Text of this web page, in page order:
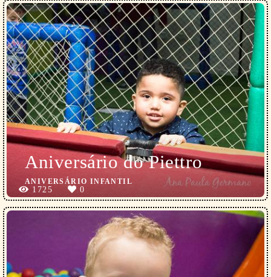
Aniversário do Piettro
ANIVERSÁRIO INFANTIL
1725 0